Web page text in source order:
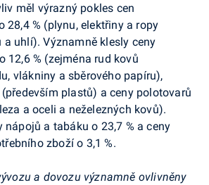
měl výrazný pokles cen
28,4 % (plynu, elektřiny a ropy
a uhlí). Významně klesly ceny
12,6 % (zejména rud kovů
vlákniny a sběrového papíru),
plastů) a ceny polotovarů
a oceli a neželezných kovů).
nápojů a tabáku o 23,7 % a ceny
zboží o 3,1 %.
a dovozu významně ovlivněny